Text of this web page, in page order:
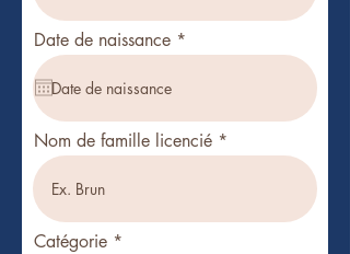
Date de naissance *
e
r
e
d
Nom de famille licencié
Catégorie